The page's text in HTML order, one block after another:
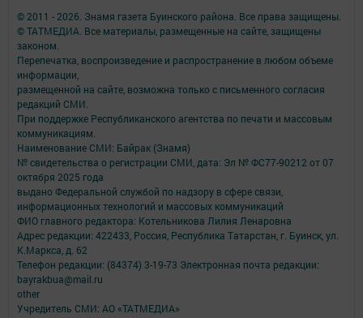
© 2011 - 2026. Знамя газета Буинского района. Все права защищены.
© ТАТМЕДИА. Все материалы, размещенные на сайте, защищены
законом.
Перепечатка, воспроизведение и распространение в любом объеме
информации,
размещенной на сайте, возможна только с письменного согласия
редакций СМИ.
При поддержке Республиканского агентства по печати и массовым
коммуникациям.
Наименование СМИ: Байрак (Знамя)
№ свидетельства о регистрации СМИ, дата: Эл № ФС77-90212 от 07
октября 2025 года
выдано Федеральной службой по надзору в сфере связи,
информационных технологий и массовых коммуникаций
ФИО главного редактора: Котельникова Лилия Ленаровна
Адрес редакции: 422433, Россия, Республика Татарстан, г. Буинск, ул.
К.Маркса, д. 62
Телефон редакции: (84374) 3-19-73 Электронная почта редакции:
bayrakbua@mail.ru
other
Учредитель СМИ: АО «ТАТМЕДИА»